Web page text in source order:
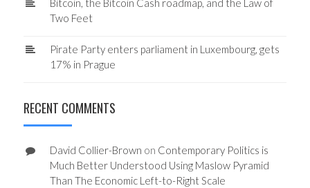
Bitcoin, the Bitcoin Cash roadmap, and the Law of
Two Feet
Pirate Party enters parliament in Luxembourg, gets
17% in Prague
RECENT COMMENTS
David Collier-Brown on Contemporary Politics is
Much Better Understood Using Maslow Pyramid
Than The Economic Left-to-Right Scale